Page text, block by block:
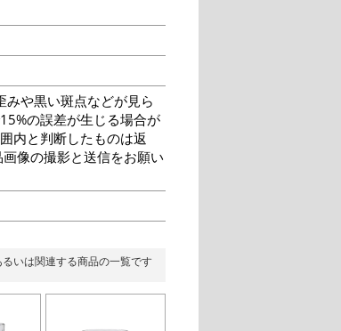
や黒い斑点などが見ら
の誤差が生じる場合が
内と判断したものは返
像の撮影と送信をお願い
いは関連する商品の一覧です